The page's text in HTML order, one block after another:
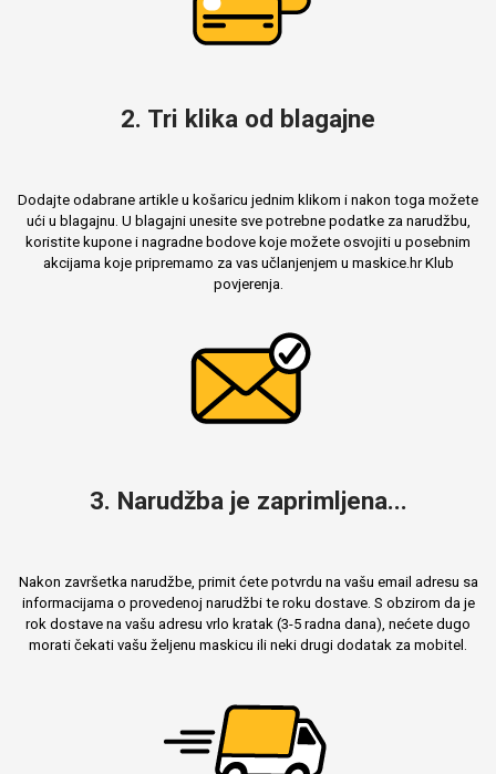
2. Tri klika od blagajne
Dodajte odabrane artikle u košaricu jednim klikom i nakon toga možete
ući u blagajnu. U blagajni unesite sve potrebne podatke za narudžbu,
koristite kupone i nagradne bodove koje možete osvojiti u posebnim
akcijama koje pripremamo za vas učlanjenjem u maskice.hr Klub
povjerenja.
3. Narudžba je zaprimljena...
Nakon završetka narudžbe, primit ćete potvrdu na vašu email adresu sa
informacijama o provedenoj narudžbi te roku dostave. S obzirom da je
rok dostave na vašu adresu vrlo kratak (3-5 radna dana), nećete dugo
morati čekati vašu željenu maskicu ili neki drugi dodatak za mobitel.